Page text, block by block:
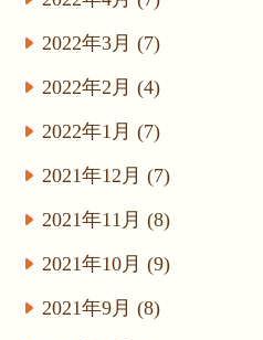
2022年3月 (7)
2022年2月 (4)
2022年1月 (7)
2021年12月 (7)
2021年11月 (8)
2021年10月 (9)
2021年9月 (8)